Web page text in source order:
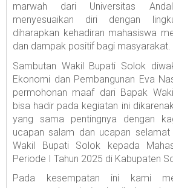
marwah dari Universitas
menyesuaikan diri dengan
diharapkan kehadiran mahasiswa
dan dampak positif bagi masyarakat.
Sambutan Wakil Bupati Solok
Ekonomi dan Pembangunan Eva
permohonan maaf dari Bapak
bisa hadir pada kegiatan ini
yang sama pentingnya dengan
ucapan salam dan ucapan
Wakil Bupati Solok kepada
Periode I Tahun 2025 di Kabupaten
Pada kesempatan ini kami